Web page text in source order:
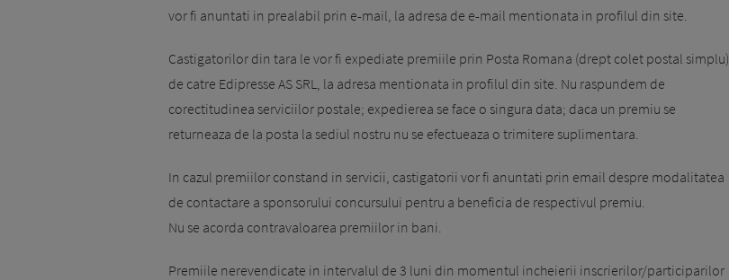
vor fi anuntati in prealabil prin e-mail, la adresa de e-mail mentionata in profilul din site.
Castigatorilor din tara le vor fi expediate premiile prin Posta Romana (drept colet postal simplu)
de catre Edipresse AS SRL, la adresa mentionata in profilul din site. Nu raspundem de
corectitudinea serviciilor postale; expedierea se face o singura data; daca un premiu se
returneaza de la posta la sediul nostru nu se efectueaza o trimitere suplimentara.
In cazul premiilor constand in servicii, castigatorii vor fi anuntati prin email despre modalitatea
de contactare a sponsorului concursului pentru a beneficia de respectivul premiu.
Nu se acorda contravaloarea premiilor in bani.
Premiile nerevendicate in intervalul de 3 luni din momentul incheierii inscrierilor/participarilor